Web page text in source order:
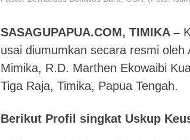
SASAGUPAPUA.COM, TIMIKA –
usai diumumkan secara resmi
Mimika, R.D. Marthen Ekowaibi
Tiga Raja, Timika, Papua Tengah.
Berikut Profil singkat Uskup